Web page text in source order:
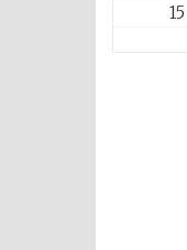
15